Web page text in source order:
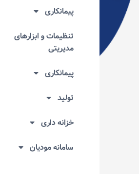
پیمانکاری
تنظیمات و ابزارهای
مدیریتی
پیمانکاری
تولید
خزانه داری
سامانه مودیان